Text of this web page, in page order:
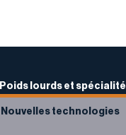
Poids lourds et spécialité
Nouvelles technologies